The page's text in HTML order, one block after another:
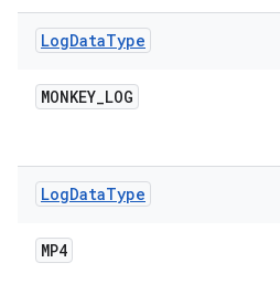
LogDataType
MONKEY_LOG
LogDataType
MP4